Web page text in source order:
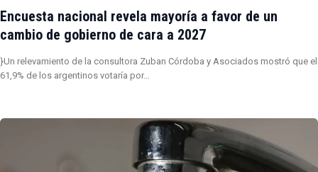
Encuesta nacional revela mayoría a favor de un
cambio de gobierno de cara a 2027
}Un relevamiento de la consultora Zuban Córdoba y Asociados mostró que el
61,9% de los argentinos votaría por…